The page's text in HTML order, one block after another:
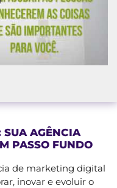
SUA AGÊNCIA
PASSO FUNDO
de marketing digital
inovar e evoluir o